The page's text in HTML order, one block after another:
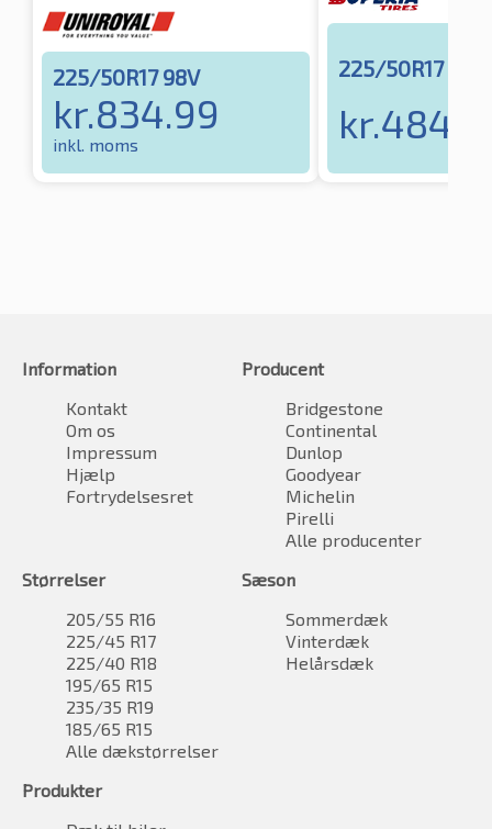
225/50R17 98V
kr.834.99
inkl. moms
225/50R17 98W
kr.
Information
Kontakt
Om os
Impressum
Hjælp
Fortrydelsesret
Producent
Bridgestone
Continental
Dunlop
Goodyear
Michelin
Pirelli
Alle producenter
Størrelser
205/55 R16
225/45 R17
225/40 R18
195/65 R15
235/35 R19
185/65 R15
Alle dækstørrelser
Sæson
Sommerdæk
Vinterdæk
Helårsdæk
Produkter